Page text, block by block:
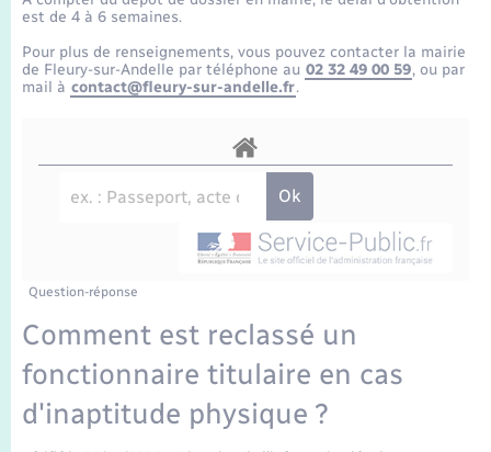
Etat-civil - Papiers - Citoyenneté
Mariage – PACS
Recensement
Loisirs
Organisation d’événement
Sécurité - Prévention
Transports scolaires
Travaux - Autorisation d’occupation de l’espace
public
Compétences
Présentation de la commune
La Communauté de communes
est de 4 à 6 semaines.
Pour plus de renseignements, vous pouvez contacter la mairie
de Fleury-sur-Andelle par téléphone au 02 32 49 00 59, ou par
mail à contact@fleury-sur-andelle.fr.
Question-réponse
Comment est reclassé un
fonctionnaire titulaire en cas
d'inaptitude physique ?